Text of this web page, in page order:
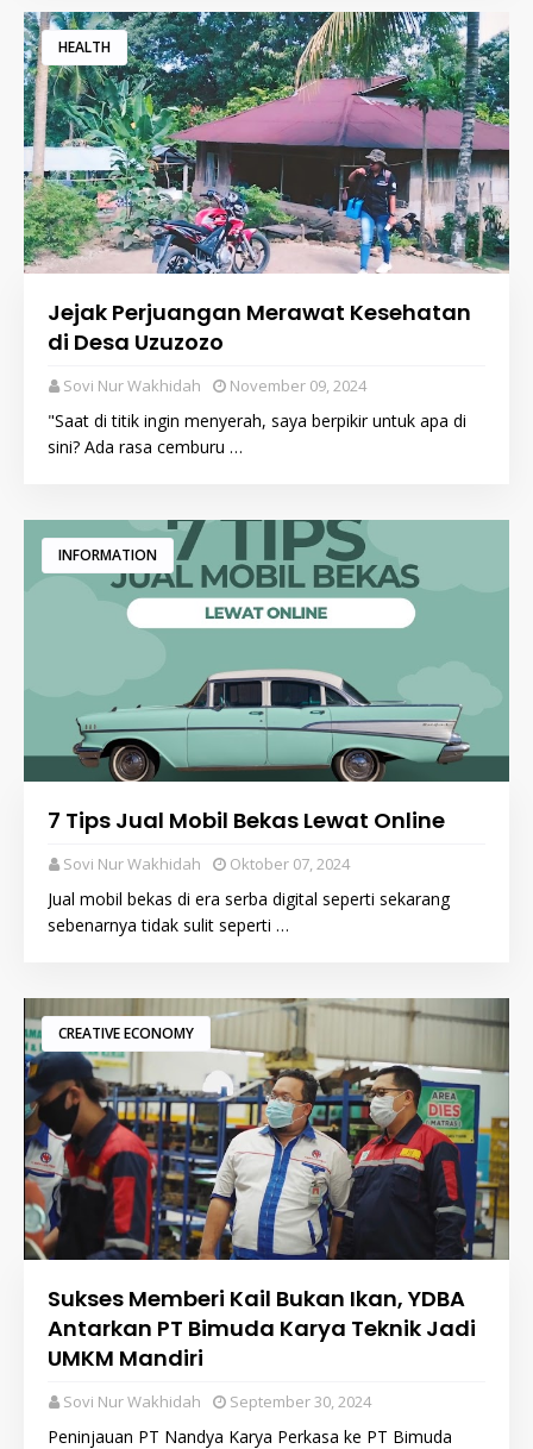
HEALTH
Jejak Perjuangan Merawat Kesehatan
di Desa Uzuzozo
Sovi Nur Wakhidah November 09, 2024
"Saat di titik ingin menyerah, saya berpikir untuk apa di
sini? Ada rasa cemburu …
INFORMATION
7 Tips Jual Mobil Bekas Lewat Online
Sovi Nur Wakhidah Oktober 07, 2024
Jual mobil bekas di era serba digital seperti sekarang
sebenarnya tidak sulit seperti …
CREATIVE ECONOMY
Sukses Memberi Kail Bukan Ikan, YDBA
Antarkan PT Bimuda Karya Teknik Jadi
UMKM Mandiri
Sovi Nur Wakhidah September 30, 2024
Peninjauan PT Nandya Karya Perkasa ke PT Bimuda